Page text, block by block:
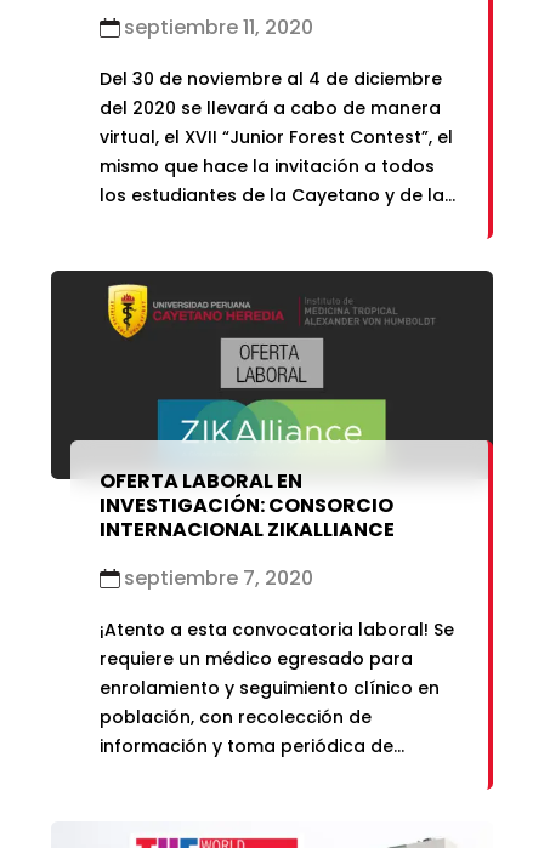
septiembre 11, 2020
Del 30 de noviembre al 4 de diciembre
del 2020 se llevará a cabo de manera
virtual, el XVII “Junior Forest Contest”, el
mismo que hace la invitación a todos
los estudiantes de la Cayetano y de las
OFERTA LABORAL EN
INVESTIGACIÓN: CONSORCIO
INTERNACIONAL ZIKALLIANCE
septiembre 7, 2020
¡Atento a esta convocatoria laboral! Se
requiere un médico egresado para
enrolamiento y seguimiento clínico en
población, con recolección de
información y toma periódica de